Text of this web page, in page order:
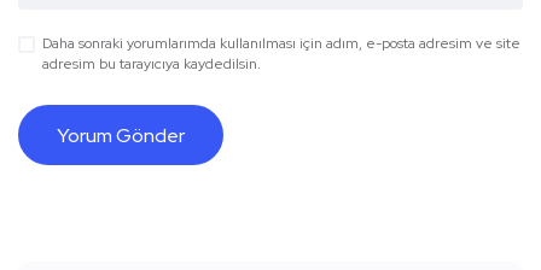
Daha sonraki yorumlarımda kullanılması için adım, e-posta adresim ve site
adresim bu tarayıcıya kaydedilsin.